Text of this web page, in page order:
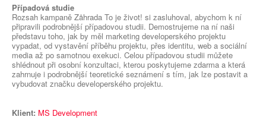
Případová studie
Rozsah kampaně Zåhrada To je život! si zasluhoval, abychom k ní
připravili podrobnější případovou studii. Demostrujeme na ní naši
představu toho, jak by měl marketing developerského projektu
vypadat, od vystavění příběhu projektu, přes identitu, web a sociální
media až po samotnou exekuci. Celou případovou studii můžete
shlédnout při osobní konzultaci, kterou poskytujeme zdarma a která
zahrnuje i podrobnější teoretické seznámení s tím, jak lze postavit a
vybudovat značku developerského projektu.
Klient: MS Development